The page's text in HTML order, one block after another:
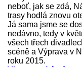
neboť, jak se zdá,
trasy hodlá znovu
Já sama jsme se
nedávno, tedy v
všech třech
scéně a Výprava v
roku 2015.